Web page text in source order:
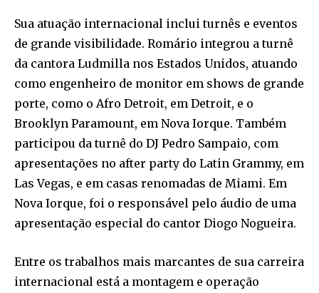
Sua atuação internacional inclui turnês e eventos
de grande visibilidade. Romário integrou a turnê
da cantora Ludmilla nos Estados Unidos, atuando
como engenheiro de monitor em shows de grande
porte, como o Afro Detroit, em Detroit, e o
Brooklyn Paramount, em Nova Iorque. Também
participou da turnê do DJ Pedro Sampaio, com
apresentações no after party do Latin Grammy, em
Las Vegas, e em casas renomadas de Miami. Em
Nova Iorque, foi o responsável pelo áudio de uma
apresentação especial do cantor Diogo Nogueira.
Entre os trabalhos mais marcantes de sua carreira
internacional está a montagem e operação